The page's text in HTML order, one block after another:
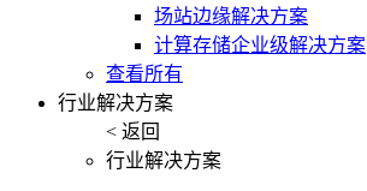
场站边缘解决方案
计算存储企业级解决方案
查看所有
行业解决方案
< 返回
行业解决方案